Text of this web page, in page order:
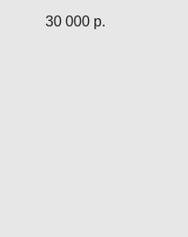
30 000 р.